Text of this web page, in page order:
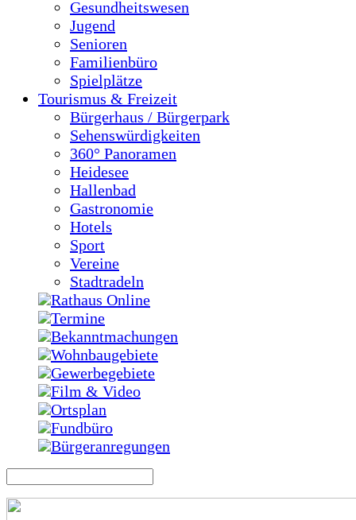
Gesundheitswesen
Jugend
Senioren
Familienbüro
Spielplätze
Tourismus & Freizeit
Bürgerhaus / Bürgerpark
Sehenswürdigkeiten
360° Panoramen
Heidesee
Hallenbad
Gastronomie
Hotels
Sport
Vereine
Stadtradeln
Rathaus Online
Termine
Bekanntmachungen
Wohnbaugebiete
Gewerbegebiete
Film & Video
Ortsplan
Fundbüro
Bürgeranregungen